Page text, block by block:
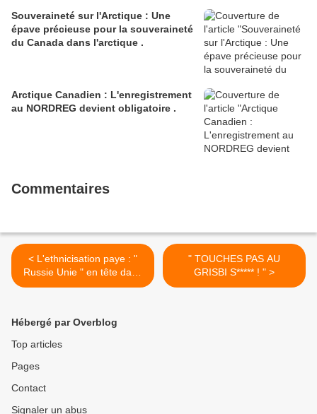
Souveraineté sur l'Arctique : Une
épave précieuse pour la souveraineté
du Canada dans l'arctique .
Arctique Canadien : L'enregistrement
au NORDREG devient obligatoire .
Commentaires
< L'ethnicisation paye : "
Russie Unie " en tête dans
les régions du Nord .
" TOUCHES PAS AU
GRISBI S***** ! " >
Hébergé par Overblog
Top articles
Pages
Contact
Signaler un abus